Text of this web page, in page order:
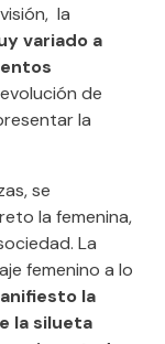
la
variado a
de
la
se
la femenina,
La
femenino a lo
la
la silueta